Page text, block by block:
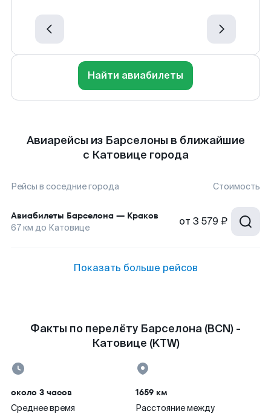
Найти авиабилеты
Авиарейсы из Барселоны в ближайшие
с Катовице города
Рейсы в соседние города Стоимость
Авиабилеты Барселона — Краков
67км до Катовице от 3 579 ₽
Показать больше рейсов
Факты по перелёту Барселона (BCN) -
Катовице (KTW)
около 3 часов
Среднее время
1659 км
Расстояние между